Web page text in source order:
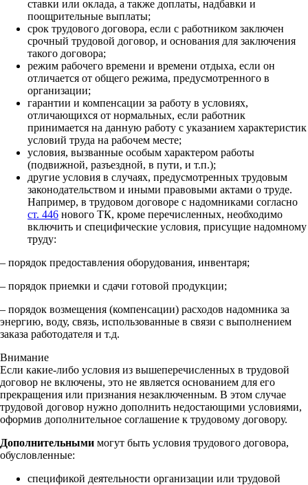
ставки или оклада, а также доплаты, надбавки и
поощрительные выплаты;
срок трудового договора, если с работником заключен
срочный трудовой договор, и основания для заключения
такого договора;
режим рабочего времени и времени отдыха, если он
отличается от общего режима, предусмотренного в
организации;
гарантии и компенсации за работу в условиях,
отличающихся от нормальных, если работник
принимается на данную работу с указанием характеристик
условий труда на рабочем месте;
условия, вызванные особым характером работы
(подвижной, разъездной, в пути, и т.п.);
другие условия в случаях, предусмотренных трудовым
законодательством и иными правовыми актами о труде.
Например, в трудовом договоре с надомниками согласно
ст. 446 нового ТК, кроме перечисленных, необходимо
включить и специфические условия, присущие надомному
труду:
– порядок предоставления оборудования, инвентаря;
– порядок приемки и сдачи готовой продукции;
– порядок возмещения (компенсации) расходов надомника за
энергию, воду, связь, использованные в связи с выполнением
заказа работодателя и т.д.
Внимание
Если какие-либо условия из вышеперечисленных в трудовой
договор не включены, это не является основанием для его
прекращения или признания незаключенным. В этом случае
трудовой договор нужно дополнить недостающими условиями,
оформив дополнительное соглашение к трудовому договору.
Дополнительными могут быть условия трудового договора,
обусловленные:
спецификой деятельности организации или трудовой